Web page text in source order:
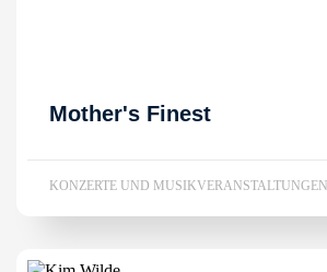
Mother's Finest
KONZERTE UND MUSIKVERANSTALTUNGEN